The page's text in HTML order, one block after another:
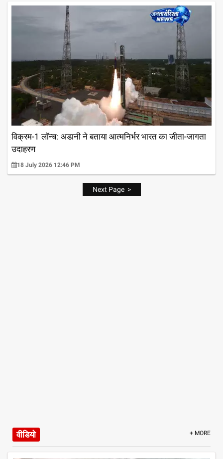
विक्रम-1 लॉन्च: अडानी ने बताया आत्मनिर्भर भारत का जीता-जागता
उदाहरण
18 July 2026 12:46 PM
Next Page >
वीडियो + MORE